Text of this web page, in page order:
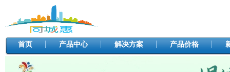
首页 产品中心 解决方案 产品价格